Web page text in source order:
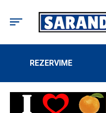
REZERVIME